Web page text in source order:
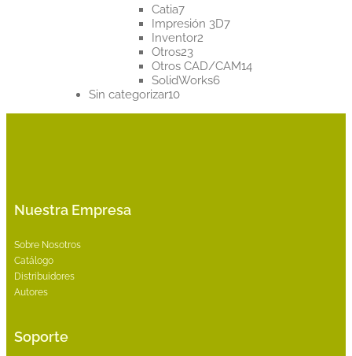
Catia77
productos
Impresión 3D77
Inventor22
Otros2323
productos
Otros CAD/CAM1414
SolidWorks66
Sin categorizar1010
Nuestra Empresa
Sobre Nosotros
Catálogo
Distribuidores
Autores
Soporte